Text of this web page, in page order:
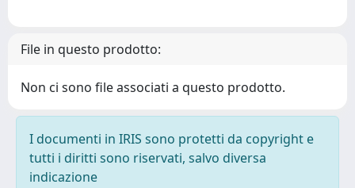
File in questo prodotto:
Non ci sono file associati a questo prodotto.
I documenti in IRIS sono protetti da copyright e
tutti i diritti sono riservati, salvo diversa
indicazione